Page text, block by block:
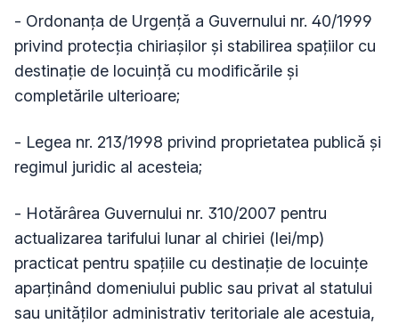
- Ordonanța de Urgență a Guvernului nr. 40/1999
privind protecția chiriașilor și stabilirea spațiilor cu
destinație de locuință cu modificările și
completările ulterioare;
- Legea nr. 213/1998 privind proprietatea publică și
regimul juridic al acesteia;
- Hotărârea Guvernului nr. 310/2007 pentru
actualizarea tarifului lunar al chiriei (lei/mp)
practicat pentru spațiile cu destinație de locuințe
aparținând domeniului public sau privat al statului
sau unităților administrativ teritoriale ale acestuia,